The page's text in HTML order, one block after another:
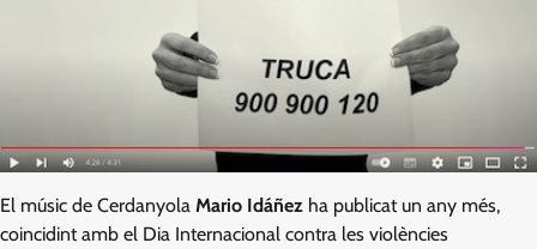
El músic de Cerdanyola Mario Idáñez ha publicat un any més,
coincidint amb el Dia Internacional contra les violències